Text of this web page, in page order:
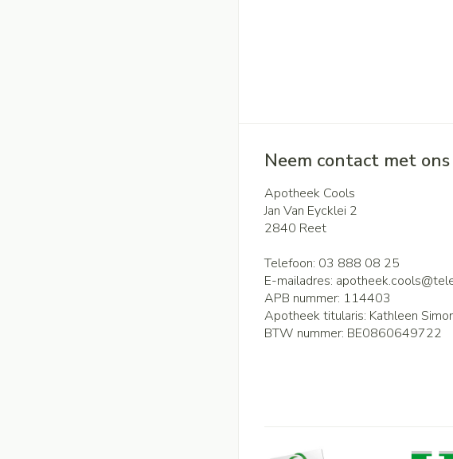
Neem contact met
Apotheek Cools
Jan Van Eycklei 2
2840 Reet
Telefoon: 03 888 08 25
E-mailadres: apotheek.cools@
APB nummer: 114403
Apotheek titularis: Kathleen
BTW nummer: BE0860649722